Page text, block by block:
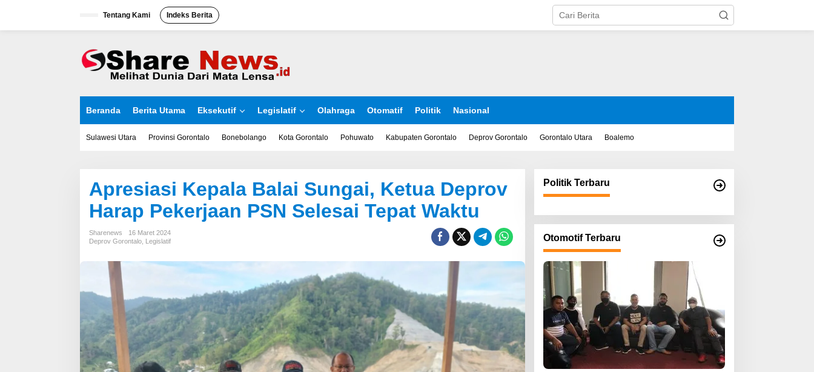
Tentang Kami Indeks Berita
Beranda Berita Utama Eksekutif Legislatif Olahraga Otomatif Politik Nasional
Sulawesi Utara Provinsi Gorontalo Bonebolango Kota Gorontalo Pohuwato Kabupaten Gorontalo Deprov Gorontalo Gorontalo Utara Boalemo
Apresiasi Kepala Balai Sungai, Ketua Deprov
Harap Pekerjaan PSN Selesai Tepat Waktu
Sharenews
16 Maret 2024
Deprov Gorontalo Legislatif
Politik Terbaru
Otomotif Terbaru